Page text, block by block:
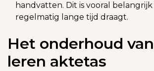
handvatten. Dit is vooral belangrijk
regelmatig lange tijd draagt.
Het onderhoud
leren aktetas